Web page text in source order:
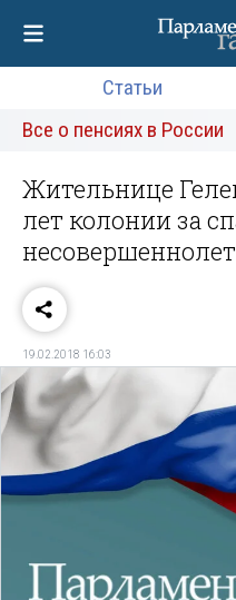
Статьи
Все о пенсиях в России
Жительнице
лет колонии за
19.02.2018 16:03